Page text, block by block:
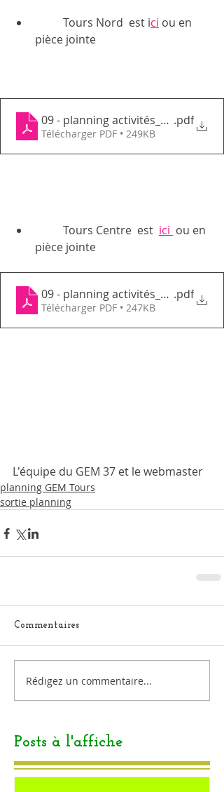
	Tours Nord  est i
ci ou en
pièce jointe
09 - planning activités_septembre
.pdf
Télécharger PDF • 249KB
	Tours Centre  est
ici ou en
pièce jointe
09 - planning activités_septembre
.pdf
Télécharger PDF • 247KB
L'équipe du GEM 37 et le webmaster
planning GEM Tours
sortie planning
Commentaires
Rédigez un commentaire...
Posts à l'affiche